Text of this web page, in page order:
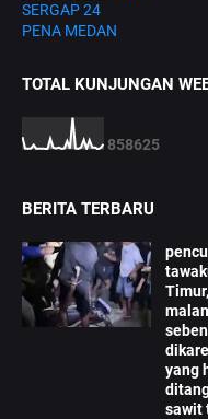
SERGAP 24
PENA MEDAN
TOTAL KUNJUNGAN
858625
BERITA TERBARU
yang
sawit